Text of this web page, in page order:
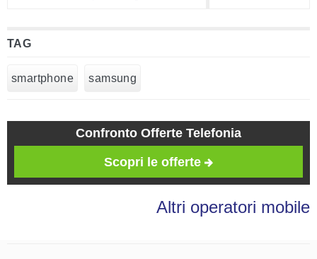
TAG
smartphone samsung
Confronto Offerte Telefonia
Scopri le offerte
Altri operatori mobile